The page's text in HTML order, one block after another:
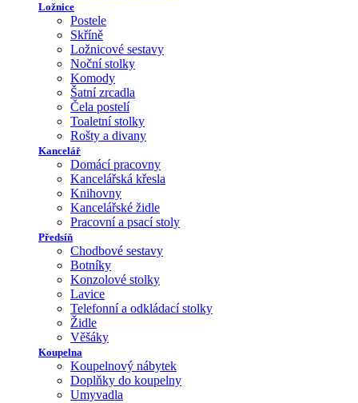
Ložnice
Postele
Skříně
Ložnicové sestavy
Noční stolky
Komody
Šatní zrcadla
Čela postelí
Toaletní stolky
Rošty a divany
Kancelář
Domácí pracovny
Kancelářská křesla
Knihovny
Kancelářské židle
Pracovní a psací stoly
Předsíň
Chodbové sestavy
Botníky
Konzolové stolky
Lavice
Telefonní a odkládací stolky
Židle
Věšáky
Koupelna
Koupelnový nábytek
Doplňky do koupelny
Umyvadla